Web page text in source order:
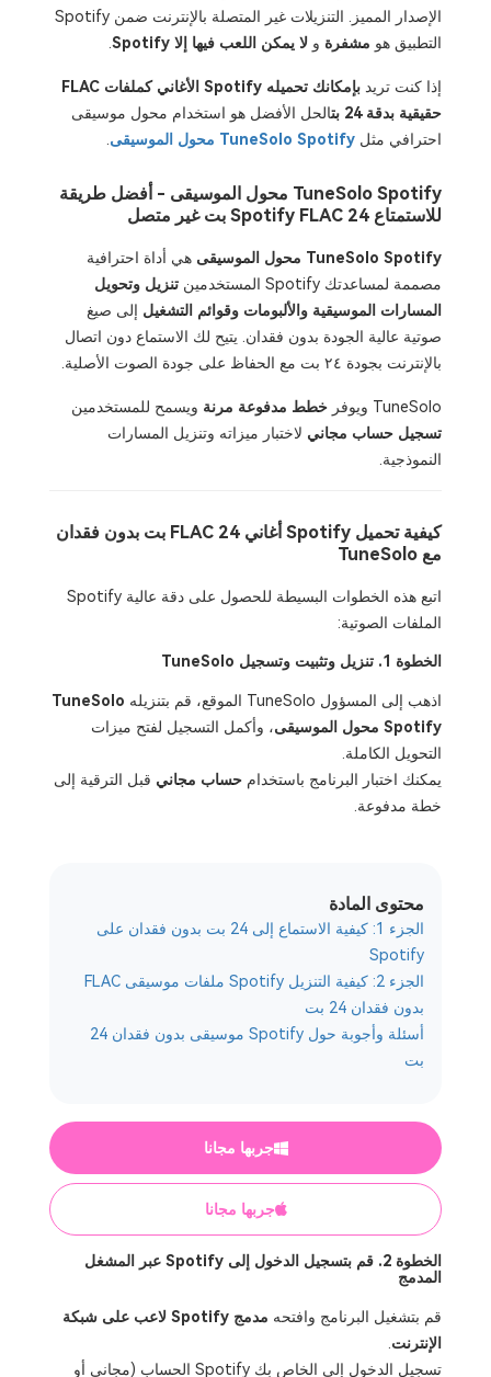
الإصدار المميز. التنزيلات غير المتصلة بالإنترنت ضمن Spotify
التطبيق هو مشفرة و لا يمكن اللعب فيها إلا Spotify .
إذا كنت تريد
بإمكانك تحميله Spotify الأغاني كملفات FLAC
حقيقية بدقة 24 بت
الحل الأفضل هو استخدام محول موسيقى
احترافي مثل TuneSolo Spotify محول الموسيقى
TuneSolo Spotify محول الموسيقى - أفضل طريقة
للاستمتاع Spotify FLAC 24 بت غير متصل
TuneSolo Spotify محول الموسيقى
هي أداة احترافية
مصممة لمساعدتك Spotify المستخدمين
تنزيل وتحويل
المسارات الموسيقية والألبومات وقوائم التشغيل إلى صيغ
صوتية عالية الجودة بدون فقدان. يتيح لك الاستماع دون اتصال
بالإنترنت بجودة ٢٤ بت مع الحفاظ على جودة الصوت الأصلية.
TuneSolo ويوفر خطط مدفوعة مرنة ويسمح للمستخدمين
تسجيل حساب مجاني لاختبار ميزاته وتنزيل المسارات
النموذجية.
كيفية تحميل Spotify أغاني FLAC 24 بت بدون فقدان
مع TuneSolo
اتبع هذه الخطوات البسيطة للحصول على دقة عالية Spotify
الملفات الصوتية:
الخطوة 1. تنزيل وتثبيت وتسجيل TuneSolo
اذهب إلى المسؤول TuneSolo الموقع، قم بتنزيله
TuneSolo
Spotify محول الموسيقى
، وأكمل التسجيل لفتح ميزات
التحويل الكاملة.
يمكنك اختبار البرنامج باستخدام حساب مجاني قبل الترقية إلى
خطة مدفوعة.
محتوى المادة
الجزء 1: كيفية الاستماع إلى 24 بت بدون فقدان على
Spotify
الجزء 2: كيفية التنزيل Spotify ملفات موسيقى FLAC
بدون فقدان 24 بت
أسئلة وأجوبة حول Spotify موسيقى بدون فقدان 24
بت
جربها مجانا
جربها مجانا
الخطوة 2. قم بتسجيل الدخول إلى Spotify عبر المشغل
المدمج
قم بتشغيل البرنامج وافتحه
مدمج Spotify لاعب على شبكة
الإنترنت
تسجيل الدخول إلى الخاص بك Spotify الحساب (مجاني أو